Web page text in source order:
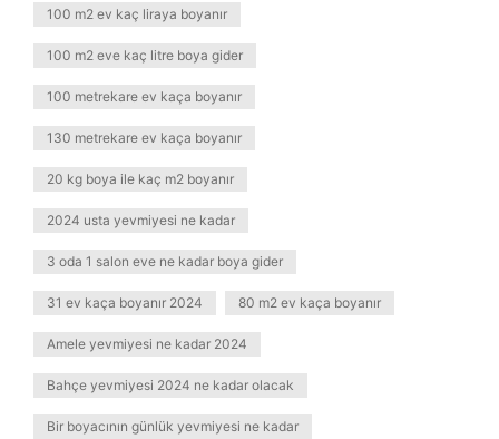
100 m2 ev kaç liraya boyanır
100 m2 eve kaç litre boya gider
100 metrekare ev kaça boyanır
130 metrekare ev kaça boyanır
20 kg boya ile kaç m2 boyanır
2024 usta yevmiyesi ne kadar
3 oda 1 salon eve ne kadar boya gider
31 ev kaça boyanır 2024 80 m2 ev kaça boyanır
Amele yevmiyesi ne kadar 2024
Bahçe yevmiyesi 2024 ne kadar olacak
Bir boyacının günlük yevmiyesi ne kadar